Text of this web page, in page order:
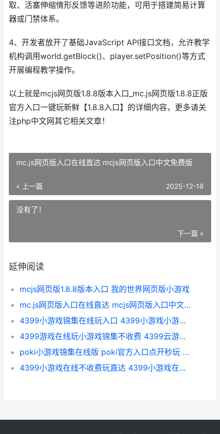
取、活塞伸缩情形反馈等进阶功能，可用于搭建简易计算
器或门禁体系。
4、开发者放开了基础JavaScript API接口文档，允许教学
机构调用world.getBlock()、player.setPosition()等方式
开展编程教学操作。
以上就是mcjs网页版1.8.8版本入口_mc.js网页版1.8.8正版
官方入口一键玩新鲜【1.8.8入口】的详细内容，更多请关
注php中文网其它相关文章！
mc.js网页版入口在线直达 mcjs网页版入口中文免费版
« 上一篇 2025-12-18
没有了！
下一篇 »
延伸阅读
mcjs网页版1.8.8版本入口 我的世界网页版小游戏
mc.js网页版入口在线直达 mcjs网页版入口中文免费版
4399小游戏锦集在线玩入口 4399小游戏小游戏大全
4399游戏在线玩小游戏锦集不收费 4399云游戏在线玩
poki小游戏锦集在线版 poki官方入口点开秒玩 pok游戏网站
4399小游戏在线不收费玩直达 4399小游戏在线玩宠物连连看游戏